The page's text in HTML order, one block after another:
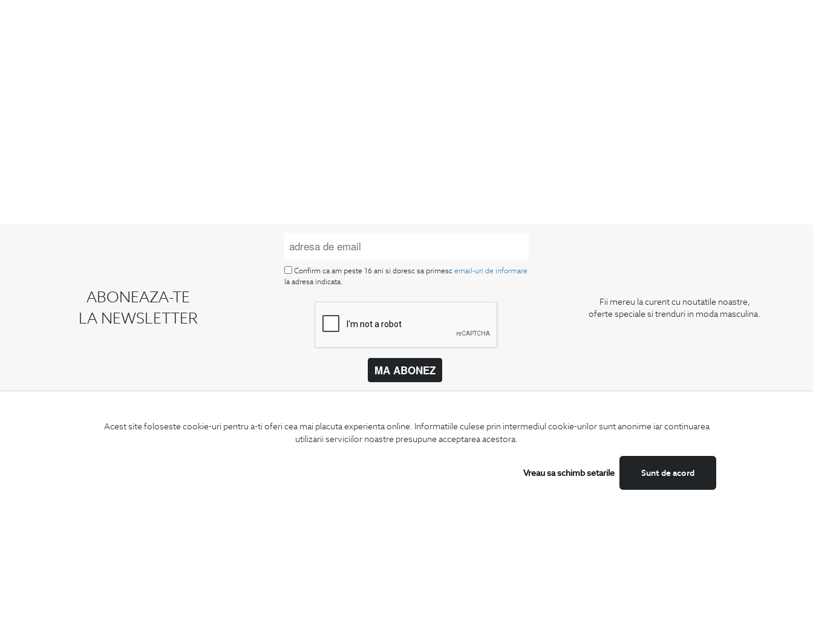
Acest site foloseste cookie-uri pentru a-ti oferi cea mai placuta experienta online. Informatiile culese prin intermediul cookie-urilor sunt anonime iar continuarea
utilizarii serviciilor noastre presupune acceptarea acestora.
Sunt de acord
Vreau sa schimb setarile
ABONEAZA-TE
LA NEWSLETTER
Confirm ca am peste 16 ani si doresc sa primescemail-uri de informare
la adresa indicata.
MA ABONEZ
Fii mereu la curent cu noutatile noastre,
oferte speciale si trenduri in moda masculina.
Termeni si conditii
Contact
Magazine
Facebook
LinkedIn
Camasi
Incaltaminte
Pantaloni